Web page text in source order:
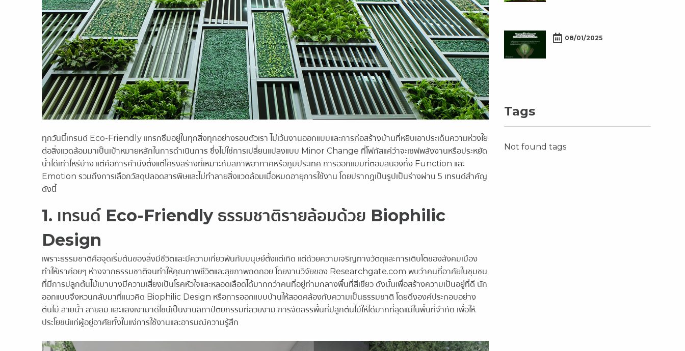
ทุกวันนี้เทรนด์ Eco-Friendly แทรกซึมอยู่ในทุกสิ่งทุกอย่างรอบตัวเรา ไม่เว้นงานออกแบบและการก่อสร้างบ้านที่หยิบเอาประเด็นความห่วงใย
ต่อสิ่งแวดล้อมมาเป็นเป้าหมายหลักในการดำเนินการ ซึ่งไม่ใช่การเปลี่ยนแปลงแบบ Minor Change ที่โฟกัสแค่ว่าจะเซฟพลังงานหรือประหยัด
น้ำได้เท่าไหร่บ้าง แต่คือการคำนึงตั้งแต่โครงสร้างที่เหมาะกับสภาพอากาศหรือภูมิประเทศ การออกแบบที่ตอบสนองทั้ง Function และ
Emotion รวมถึงการเลือกวัสดุปลอดสารพิษและไม่ทำลายสิ่งแวดล้อมเมื่อหมดอายุการใช้งาน โดยปรากฏเป็นรูปเป็นร่างผ่าน 5 เทรนด์สำคัญ
ดังนี้
1. เทรนด์ Eco-Friendly ธรรมชาติรายล้อมด้วย Biophilic
Design
เพราะธรรมชาติคือจุดเริ่มต้นของสิ่งมีชีวิตและมีความเกี่ยวพันกับมนุษย์ตั้งแต่เกิด แต่ด้วยความเจริญทางวัตถุและการเติบโตของสังคมเมือง
ทำให้เราค่อยๆ ห่างจากธรรมชาติจนทำให้คุณภาพชีวิตและสุขภาพถดถอย โดยงานวิจัยของ Researchgate.com พบว่าคนที่อาศัยในชุมชน
ที่มีการปลูกต้นไม้เบาบางมีความเสี่ยงเป็นโรคหัวใจและหลอดเลือดได้มากกว่าคนที่อยู่ท่ามกลางพื้นที่สีเขียว ดังนั้นเพื่อสร้างความเป็นอยู่ที่ดี นัก
ออกแบบจึงหวนกลับมาที่แนวคิด Biophilic Design หรือการออกแบบบ้านให้สอดคล้องกับความเป็นธรรมชาติ โดยดึงองค์ประกอบอย่าง
ต้นไม้ สายน้ำ สายลม และแสงเงามาดีไซน์เป็นงานสถาปัตยกรรมที่สวยงาม การจัดสรรพื้นที่ปลูกต้นไม้ให้ได้มากที่สุดแม้ในพื้นที่จำกัด เพื่อให้
ประโยชน์แก่ผู้อยู่อาศัยทั้งในแง่การใช้งานและอารมณ์ความรู้สึก
08/01/2025
Tags
Not found tags